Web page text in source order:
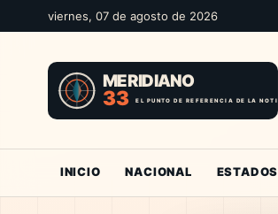
viernes, 07 de agosto de 2026
INICIO NACIONAL ESTADOS